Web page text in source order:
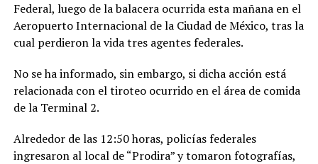
Federal, luego de la balacera ocurrida esta mañana en el
Aeropuerto Internacional de la Ciudad de México, tras la
cual perdieron la vida tres agentes federales.
No se ha informado, sin embargo, si dicha acción está
relacionada con el tiroteo ocurrido en el área de comida
de la Terminal 2.
Alrededor de las 12:50 horas, policías federales
ingresaron al local de “Prodira” y tomaron fotografías,